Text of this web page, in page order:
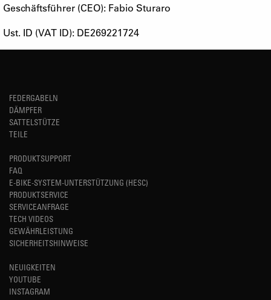
Geschäftsführer (CEO): Fabio Sturaro
Ust. ID (VAT ID): DE269221724
FEDERGABELN
DÄMPFER
SATTELSTÜTZE
TEILE
PRODUKTSUPPORT
FAQ
E-BIKE-SYSTEM-UNTERSTÜTZUNG (HESC)
PRODUKTSERVICE
SERVICEANFRAGE
TECH VIDEOS
GEWÄHRLEISTUNG
SICHERHEITSHINWEISE
NEUIGKEITEN
YOUTUBE
INSTAGRAM